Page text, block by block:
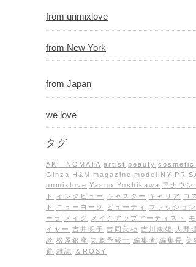
from unmixlove
from New York
from Japan
we love
タグ
AKI INOMATA artist beauty cosmetic
Ginza H&M magazine model NY PR
unmixlove Yasuo Yoshikawa アナウン
ト
インタビュー キャスター キャリア コ
ト
ニューヨーク ビューティ ファッション
ーラ
メイク メイクアップアーティスト
イヤー 吉井明子 吉岡美穂 吉川康雄 大野
談 松屋銀座 気象予報士 編集者 編集長 美
道 雑誌 ＆ROSY